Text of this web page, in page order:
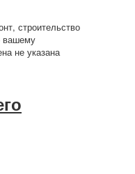
строительство
вашему
не указана